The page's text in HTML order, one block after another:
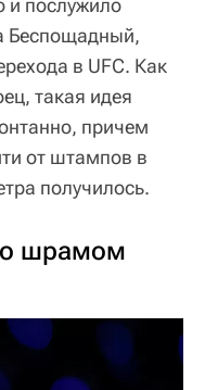
Беспощадный,
в UFC. Как
такая идея
причем
от штампов в
получилось.
шрамом